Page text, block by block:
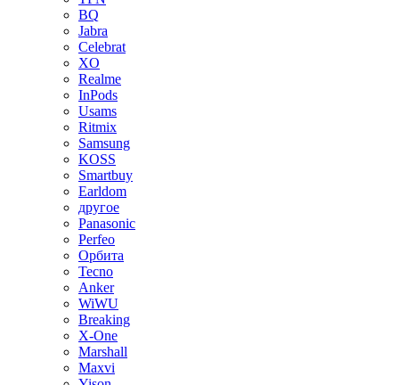
BQ
Jabra
Celebrat
XO
Realme
InPods
Usams
Ritmix
Samsung
KOSS
Smartbuy
Earldom
другое
Panasonic
Perfeo
Орбита
Tecno
Anker
WiWU
Breaking
X-One
Marshall
Maxvi